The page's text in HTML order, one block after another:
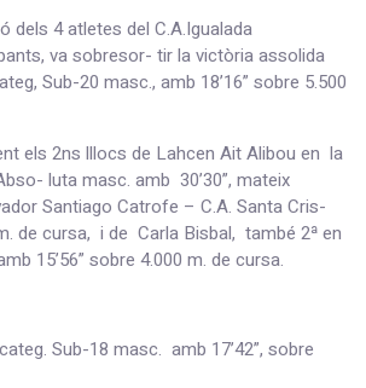
dels 4 atletes del C.A.Igualada
va sobresor- tir la victòria assolida
Sub-20 masc., amb 18’16” sobre 5.500
els 2ns lllocs de Lahcen Ait Alibou en la
luta masc. amb 30’30”, mateix
Santiago Catrofe – C.A. Santa Cris-
de cursa, i de Carla Bisbal, també 2ª en
15’56” sobre 4.000 m. de cursa.
Sub-18 masc. amb 17’42”, sobre